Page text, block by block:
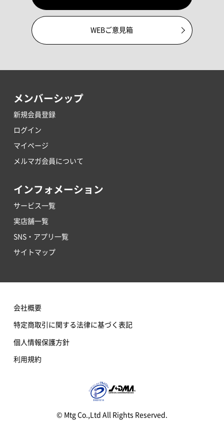
WEBご意見箱
メンバーシップ
新規会員登録
ログイン
マイページ
メルマガ会員について
インフォメーション
サービス一覧
実店舗一覧
SNS・アプリ一覧
サイトマップ
会社概要
特定商取引に関する法律に基づく表記
個人情報保護方針
利用規約
© Mtg Co.,Ltd All Rights Reserved.